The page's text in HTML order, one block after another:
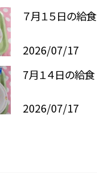
７月１５日の給食
2026/07/17
7月１４日の給食
2026/07/17